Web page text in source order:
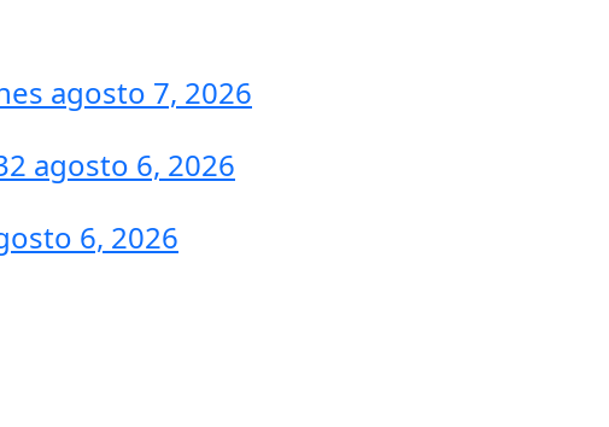
agosto 7, 2026
agosto 6, 2026
6, 2026